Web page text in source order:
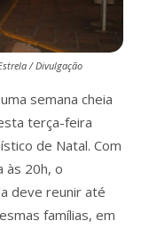
/ Divulgação
semana cheia
terça-feira
de Natal. Com
às 20h, o
deve reunir até
famílias, em